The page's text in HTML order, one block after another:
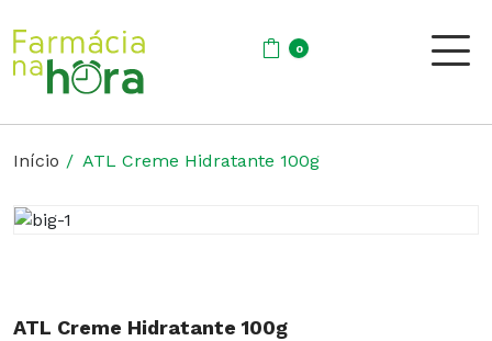
0
Início ATL Creme Hidratante 100g
ATL Creme Hidratante 100g